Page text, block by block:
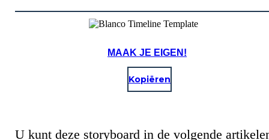
MAAK JE EIGEN!
Kopiëren
U kunt deze storyboard in de volgende